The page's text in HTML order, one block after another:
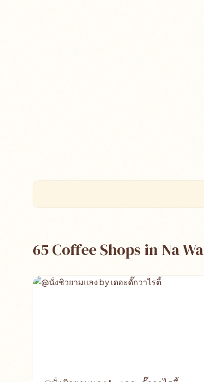
65 Coffee Shops in Na Wa